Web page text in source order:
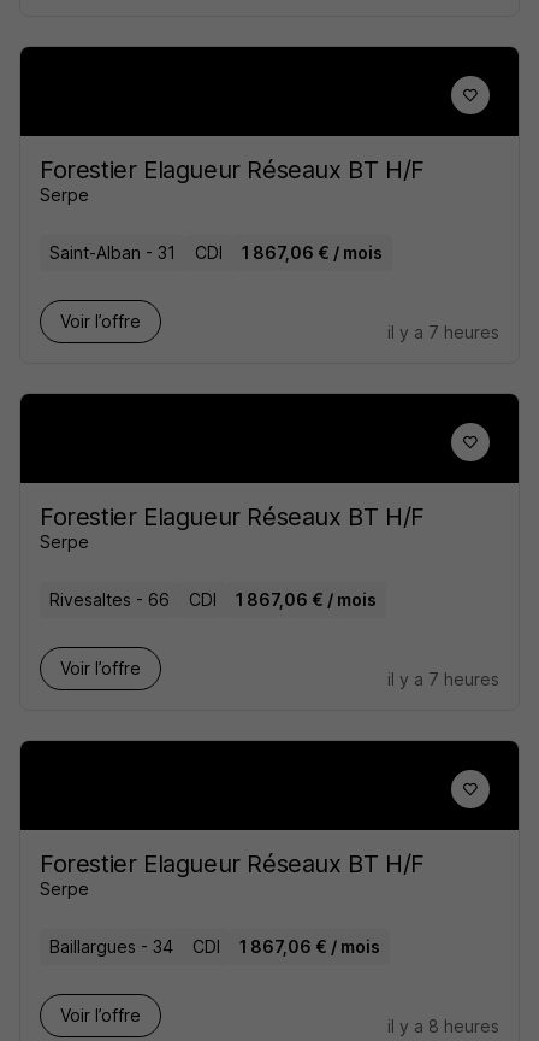
Forestier Elagueur Réseaux BT H/F
Serpe
Saint-Alban - 31 CDI 1 867,06 € / mois
Voir l’offre
il y a 7 heures
Forestier Elagueur Réseaux BT H/F
Serpe
Rivesaltes - 66 CDI 1 867,06 € / mois
Voir l’offre
il y a 7 heures
Forestier Elagueur Réseaux BT H/F
Serpe
Baillargues - 34 CDI 1 867,06 € / mois
Voir l’offre
il y a 8 heures